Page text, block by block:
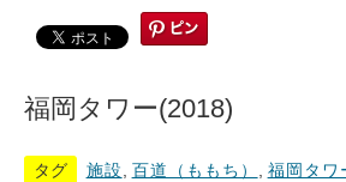
福岡タワー(2018)
タグ 施設 百道（ももち） 福岡タワ